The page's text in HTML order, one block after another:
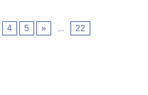
4 5 » ... 22